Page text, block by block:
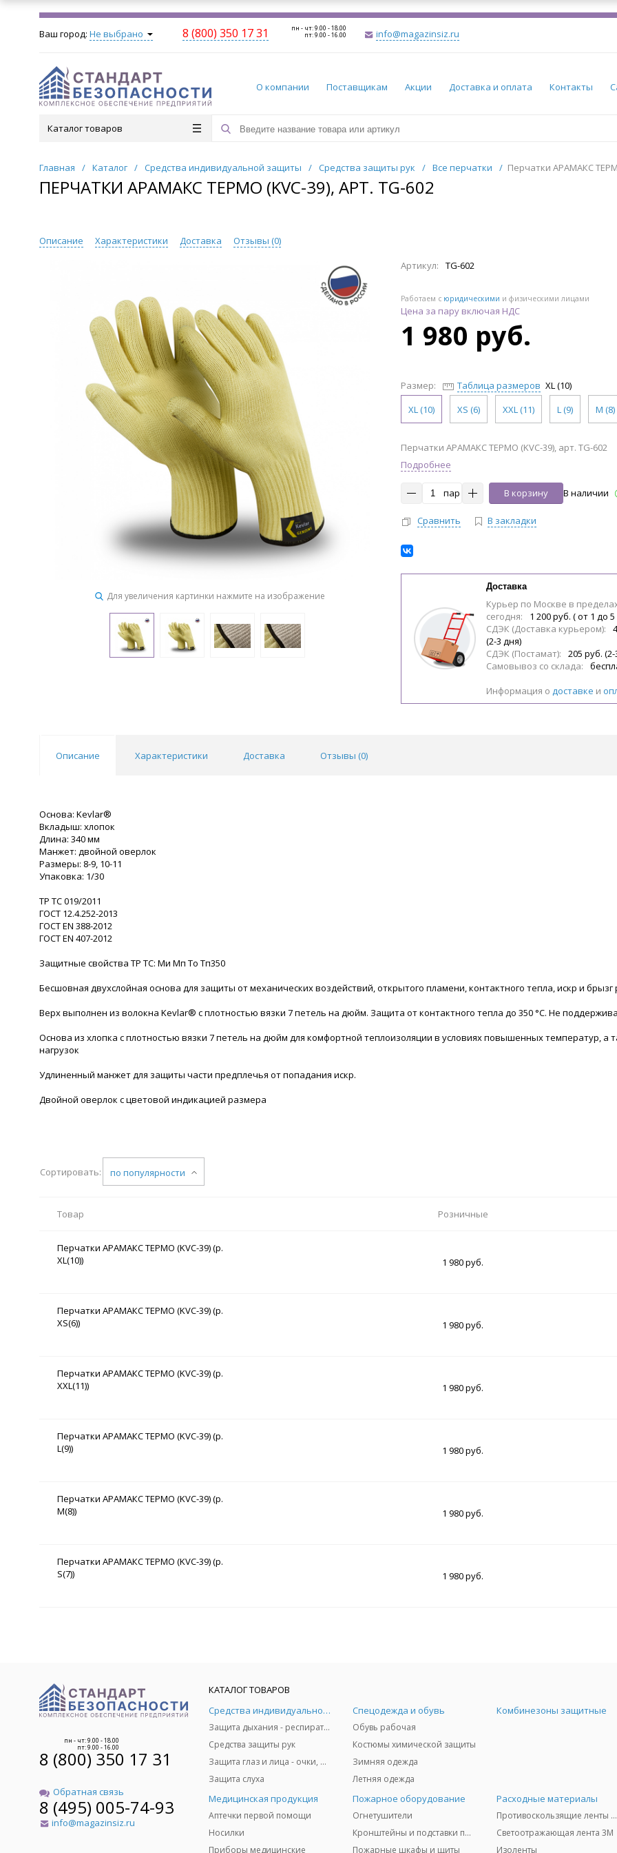
Ваш город: Не выбрано 8 (800) 350 17 31 пн - чт: 9.00 - 18.00
пт: 9.00 - 16.00 info@magazinsiz.ru
О компании Поставщикам Акции Доставка и оплата Контакты
Каталог товаров
Главная / Каталог / Средства индивидуальной защиты / Средства защиты рук / Все перчатки / Перчатки АРАМАКС
ПЕРЧАТКИ АРАМАКС ТЕРМО (KVC-39), АРТ. TG-602
Описание Характеристики Доставка Отзывы (0)
Для увеличения картинки нажмите на изображение
Артикул: TG-602
Работаем с юридическими и физическими лицами
Цена за пару включая НДС
1 980 руб.
Размер: Таблица размеров XL (10)
XL (10)
XS (6) XXL (11) L (9) M (8)
Перчатки АРАМАКС ТЕРМО (KVC-39), арт. TG-602
Подробнее
пар В корзину В наличии
Сравнить В закладки
Доставка
Курьер по Москве в
сегодня:
1 200 руб. ( от 1 до
СДЭК (Доставка курьером):
(2-3 дня)
СДЭК (Постамат):
205 руб.
Самовывоз со склада:
Информация о доставке и
Описание Характеристики Доставка Отзывы (0)
Основа: Kevlar®
Вкладыш: хлопок
Длина: 340 мм
Манжет: двойной оверлок
Размеры: 8-9, 10-11
Упаковка: 1/30
ТР ТС 019/2011
ГОСТ 12.4.252-2013
ГОСТ ЕN 388-2012
ГОСТ ЕN 407-2012
Защитные свойства ТР ТС: Ми Мп То Тп350
Бесшовная двухслойная основа для защиты от механических воздействий, открытого пламени, контактного тепла, искр и брызг
Верх выполнен из волокна Kevlar® с плотностью вязки 7 петель на дюйм. Защита от контактного тепла до 350 °С. Не
Основа из хлопка с плотностью вязки 7 петель на дюйм для комфортной теплоизоляции в условиях повышенных температур, а
нагрузок
Удлиненный манжет для защиты части предплечья от попадания искр.
Двойной оверлок с цветовой индикацией размера
Сортировать: по популярности
Товар Розничные
Перчатки АРАМАКС ТЕРМО (KVC-39) (р.
XL(10))
1 980 руб.
Перчатки АРАМАКС ТЕРМО (KVC-39) (р.
XS(6))
1 980 руб.
Перчатки АРАМАКС ТЕРМО (KVC-39) (р.
XXL(11))
1 980 руб.
Перчатки АРАМАКС ТЕРМО (KVC-39) (р.
L(9))
1 980 руб.
Перчатки АРАМАКС ТЕРМО (KVC-39) (р.
M(8))
1 980 руб.
Перчатки АРАМАКС ТЕРМО (KVC-39) (р.
S(7))
1 980 руб.
пн - чт: 9.00 - 18.00
пт: 9.00 - 16.00
8 (800) 350 17 31
Обратная связь
8 (495) 005-74-93
info@magazinsiz.ru
КАТАЛОГ ТОВАРОВ
Средства индивидуальной защиты
Защита дыхания - респираторы, противогазы, фильтры, дозиметры
Средства защиты рук
Защита глаз и лица - очки, щитки
Защита слуха
Спецодежда и обувь
Обувь рабочая
Костюмы химической защиты
Зимняя одежда
Летняя одежда
Комбинезоны защитные
Медицинская продукция
Аптечки первой помощи
Носилки
Приборы медицинские
Пожарное оборудование
Огнетушители
Кронштейны и подставки под огнетушители
Пожарные шкафы и щиты
Расходные материалы
Противоскользящие ленты 3М
Светоотражающая лента 3M
Изоленты